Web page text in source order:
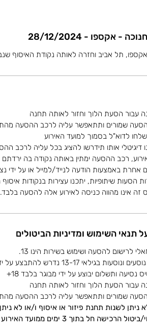
- אקספו - 28/12/2024
תל אביב וחזרה לאותה נקודת האיסוף
עבור הסעת הלוך וחזור לאותה תחנה
שמורים ותתאפשר עליה לרכב ההסעה
לדוא"ל בסמוך למועד האירוע
דיגיטלי אותו תידרשו להציג בכל עליה לרכב
רכב ההסעה ימתין באותה נקודה בה
אחרת באמצעות הודעה לנייד/למייל או על ידי
הסעות שיתופיות, יתכנו עצירות בנקודות
זה אינו מהווה כניסה לאירוע אלה להסעה בלבד.
תנאי השימוש ומדיניות הביטולים
לרישום להסעה ושימוש בשירות הינו 13.
בגילאי 13-17 נדרש להתבצע על ידי מבוגר 18+.
נסיעה ותשלום יבוצע על ידי מבוגר בלבד 18+
עבור הסעת הלוך וחזור לאותה תחנה
שמורים ותתאפשר עליה לרכב ההסעה
ניתן לשנות תחנת פיזור או איסוף ו/או לא
הרכישה חל בתוך 3 ימים ממועד האירוע